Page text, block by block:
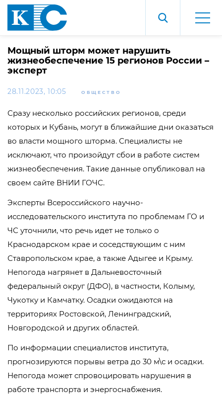
Мощный шторм может нарушить
жизнеобеспечение 15 регионов России –
эксперт
28.11.2023, 10:05 ОБЩЕСТВО
Сразу несколько российских регионов, среди
которых и Кубань, могут в ближайшие дни оказаться
во власти мощного шторма. Специалисты не
исключают, что произойдут сбои в работе систем
жизнеобеспечения. Такие данные опубликовал на
своем сайте ВНИИ ГОЧС.
Эксперты Всероссийского научно-
исследовательского института по проблемам ГО и
ЧС уточнили, что речь идет не только о
Краснодарском крае и соседствующим с ним
Ставропольском крае, а также Адыгее и Крыму.
Непогода нагрянет в Дальневосточный
федеральный округ (ДФО), в частности, Колыму,
Чукотку и Камчатку. Осадки ожидаются на
территориях Ростовской, Ленинградский,
Новгородской и других областей.
По информации специалистов института,
прогнозируются порывы ветра до 30 м\с и осадки.
Непогода может спровоцировать нарушения в
работе транспорта и энергоснабжения.